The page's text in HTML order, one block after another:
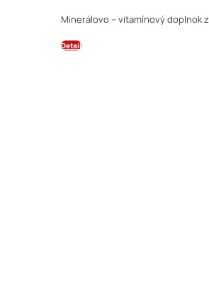
Minerálovo – vitamínový doplnok
Detail